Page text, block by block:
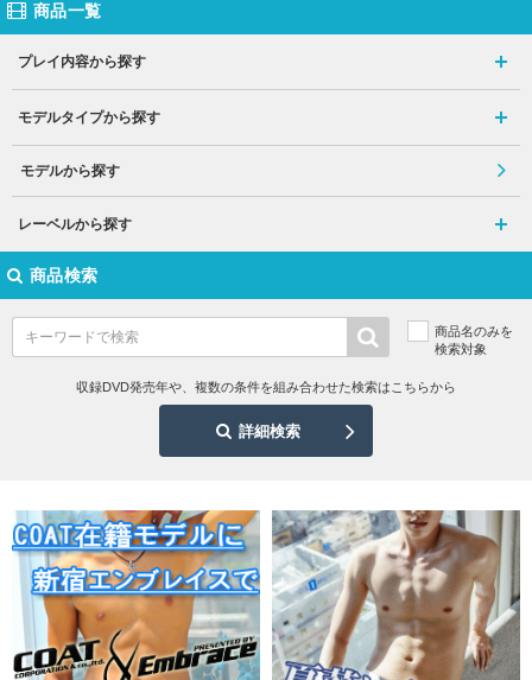
商品一覧
プレイ内容から探す
モデルタイプから探す
モデルから探す
レーベルから探す
商品検索
商品名のみを
検索対象
収録DVD発売年や、複数の条件を組み合わせた検索はこちらから
詳細検索